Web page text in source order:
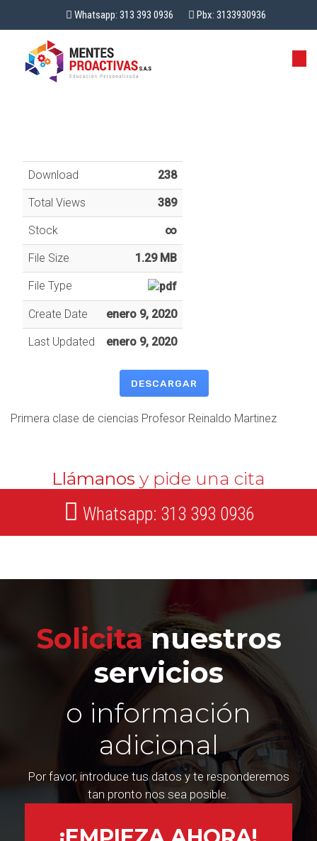
Whatsapp: 313 393 0936 Pbx: 3133930936
Download 238
Total Views 389
Stock ∞
File Size 1.29 MB
File Type
Create Date enero 9, 2020
Last Updated enero 9, 2020
DESCARGAR
Primera clase de ciencias Profesor Reinaldo Martinez
Llámanos y pide una cita
Whatsapp: 313 393 0936
Solicitanuestros
servicios
o información
adicional
Por favor, introduce tus datos y te responderemos
tan pronto nos sea posible.